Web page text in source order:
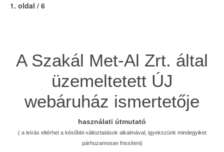
1. oldal / 6
A Szakál Met-Al Zrt. által
üzemeltetett ÚJ
webáruház ismertetője
használati útmutató
( a leírás eltérhet a későbbi változtatások alkalmával, igyekszünk mindegyiket
párhuzamosan frissíteni)